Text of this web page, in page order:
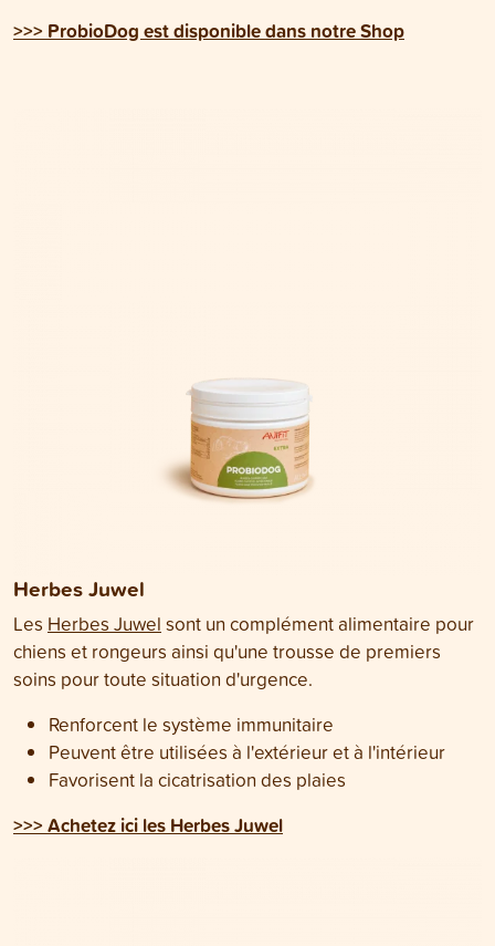
>>> ProbioDog est disponible dans notre Shop
Herbes Juwel
Les Herbes Juwel sont un complément alimentaire pour
chiens et rongeurs ainsi qu'une trousse de premiers
soins pour toute situation d'urgence.
Renforcent le système immunitaire
Peuvent être utilisées à l'extérieur et à l'intérieur
Favorisent la cicatrisation des plaies
>>> Achetez ici les Herbes Juwel